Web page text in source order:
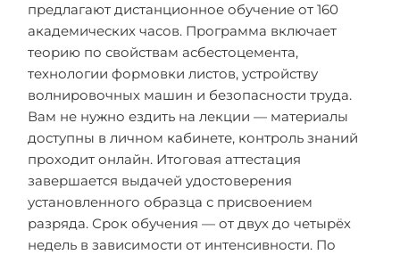
предлагают дистанционное обучение от 160
академических часов. Программа включает
теорию по свойствам асбестоцемента,
технологии формовки листов, устройству
волнировочных машин и безопасности труда.
Вам не нужно ездить на лекции — материалы
доступны в личном кабинете, контроль знаний
проходит онлайн. Итоговая аттестация
завершается выдачей удостоверения
установленного образца с присвоением
разряда. Срок обучения — от двух до четырёх
недель в зависимости от интенсивности. По